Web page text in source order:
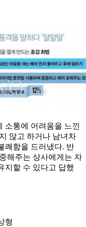
소통에 어려움을 느낀
않고 하거나 남녀차
쾌함을 드러냈다. 반
해주는 상사에게는 자
지할 수 있다고 답했
형